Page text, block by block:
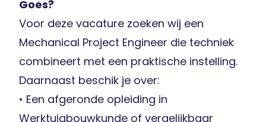
Goes?
Voor deze vacature zoeken wij een
Mechanical Project Engineer die techniek
combineert met een praktische instelling.
Daarnaast beschik je over:
• Een afgeronde opleiding in
Werktuigbouwkunde of vergelijkbaar